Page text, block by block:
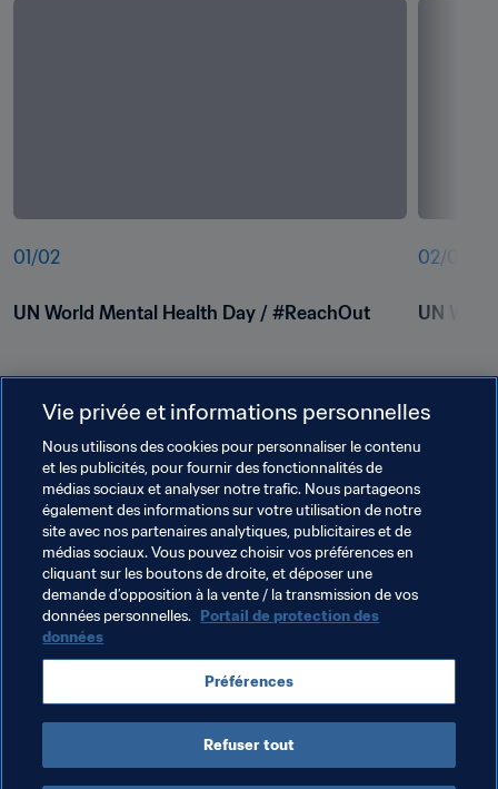
01 /02
UN World Mental Health Day / #ReachOut
02/02
UN
Thèmes en lien
Médical Organisation
Vie privée et informations personnelles
Nous utilisons des cookies pour personnaliser le contenu
et les publicités, pour fournir des fonctionnalités de
médias sociaux et analyser notre trafic. Nous partageons
également des informations sur votre utilisation de notre
site avec nos partenaires analytiques, publicitaires et de
médias sociaux. Vous pouvez choisir vos préférences en
cliquant sur les boutons de droite, et déposer une
demande d’opposition à la vente / la transmission de vos
données personnelles. Portail de protection des
données
Préférences
Refuser tout